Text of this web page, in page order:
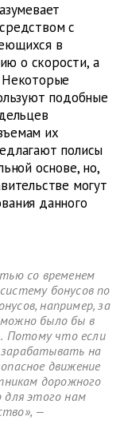
с
в
о скорости, а
Некоторые
подобные
их
полисы
основе, но,
могут
данного
со временем
бонусов по
например, за
было бы в
Потому что если
на
движение
дорожного
для этого нам
—